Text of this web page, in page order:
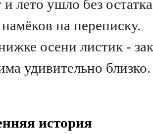
и лето ушло без
на переписку.
осени листик -
удивительно близко.
история